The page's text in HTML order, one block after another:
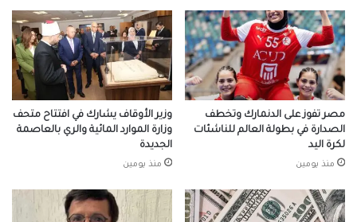
مصرية
-
سعودية
مصر تفوز على الدنمارك وتخطف
الصدارة في بطولة العالم للناشئات
لكرة اليد
منذ يومين
وزير الأوقاف يشارك في افتتاح متحف
وزارة الموارد المائية والري بالعاصمة
الجديدة
منذ يومين